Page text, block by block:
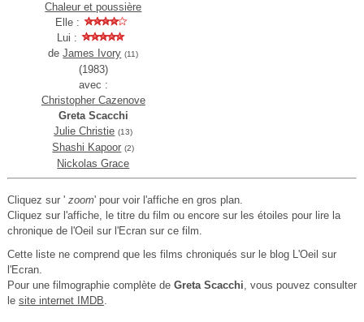
Chaleur et poussière
Elle :
Lui :
deJames Ivory (11)
(1983)
avec :
Christopher Cazenove
Greta Scacchi
Julie Christie (13)
Shashi Kapoor (2)
Nickolas Grace
Cliquez sur ' zoom' pour voir l'affiche en gros plan.
Cliquez sur l'affiche, le titre du film ou encore sur les étoiles pour lire la
chronique de l'Oeil sur l'Ecran sur ce film.
Cette liste ne comprend que les films chroniqués sur le blog L'Oeil sur
l'Ecran.
Pour une filmographie complète de Greta Scacchi, vous pouvez consulter
le site internet IMDB.